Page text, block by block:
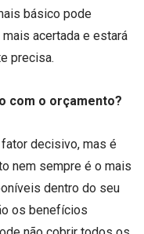
básico pode
acertada e estará
precisa.
com o orçamento?
decisivo, mas é
nem sempre é o mais
dentro do seu
os benefícios